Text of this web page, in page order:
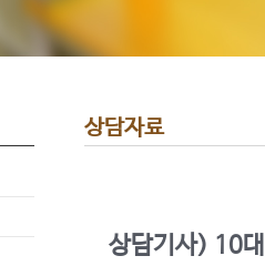
상담자료
상담기사) 10